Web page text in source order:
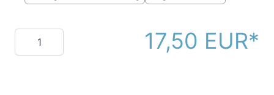
Menge 17,50 EUR